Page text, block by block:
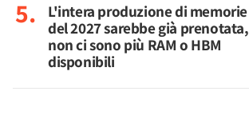
L'intera produzione di memorie
del 2027 sarebbe già prenotata,
non ci sono più RAM o HBM
disponibili